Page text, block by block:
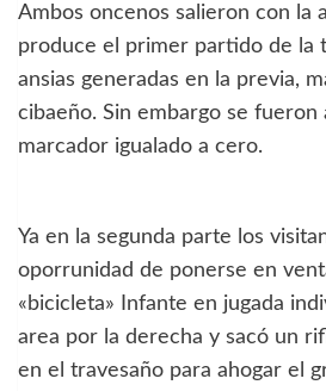
Ambos oncenos salieron con la
produce el primer partido de la
ansias generadas en la previa,
cibaeño. Sin embargo se fueron
marcador igualado a cero.
Ya en la segunda parte los
oporrunidad de ponerse en
«bicicleta» Infante en jugada
area por la derecha y sacó un
en el travesaño para ahogar el